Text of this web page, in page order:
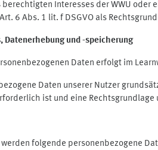
berechtigten Interesses der WWU
6 Abs. 1 lit. f DSGVO als
Datenerhebung und -speicherung
Daten erfolgt im
Daten unserer Nutzer
ist und eine Rechtsgrundlage
folgende personenbezogene